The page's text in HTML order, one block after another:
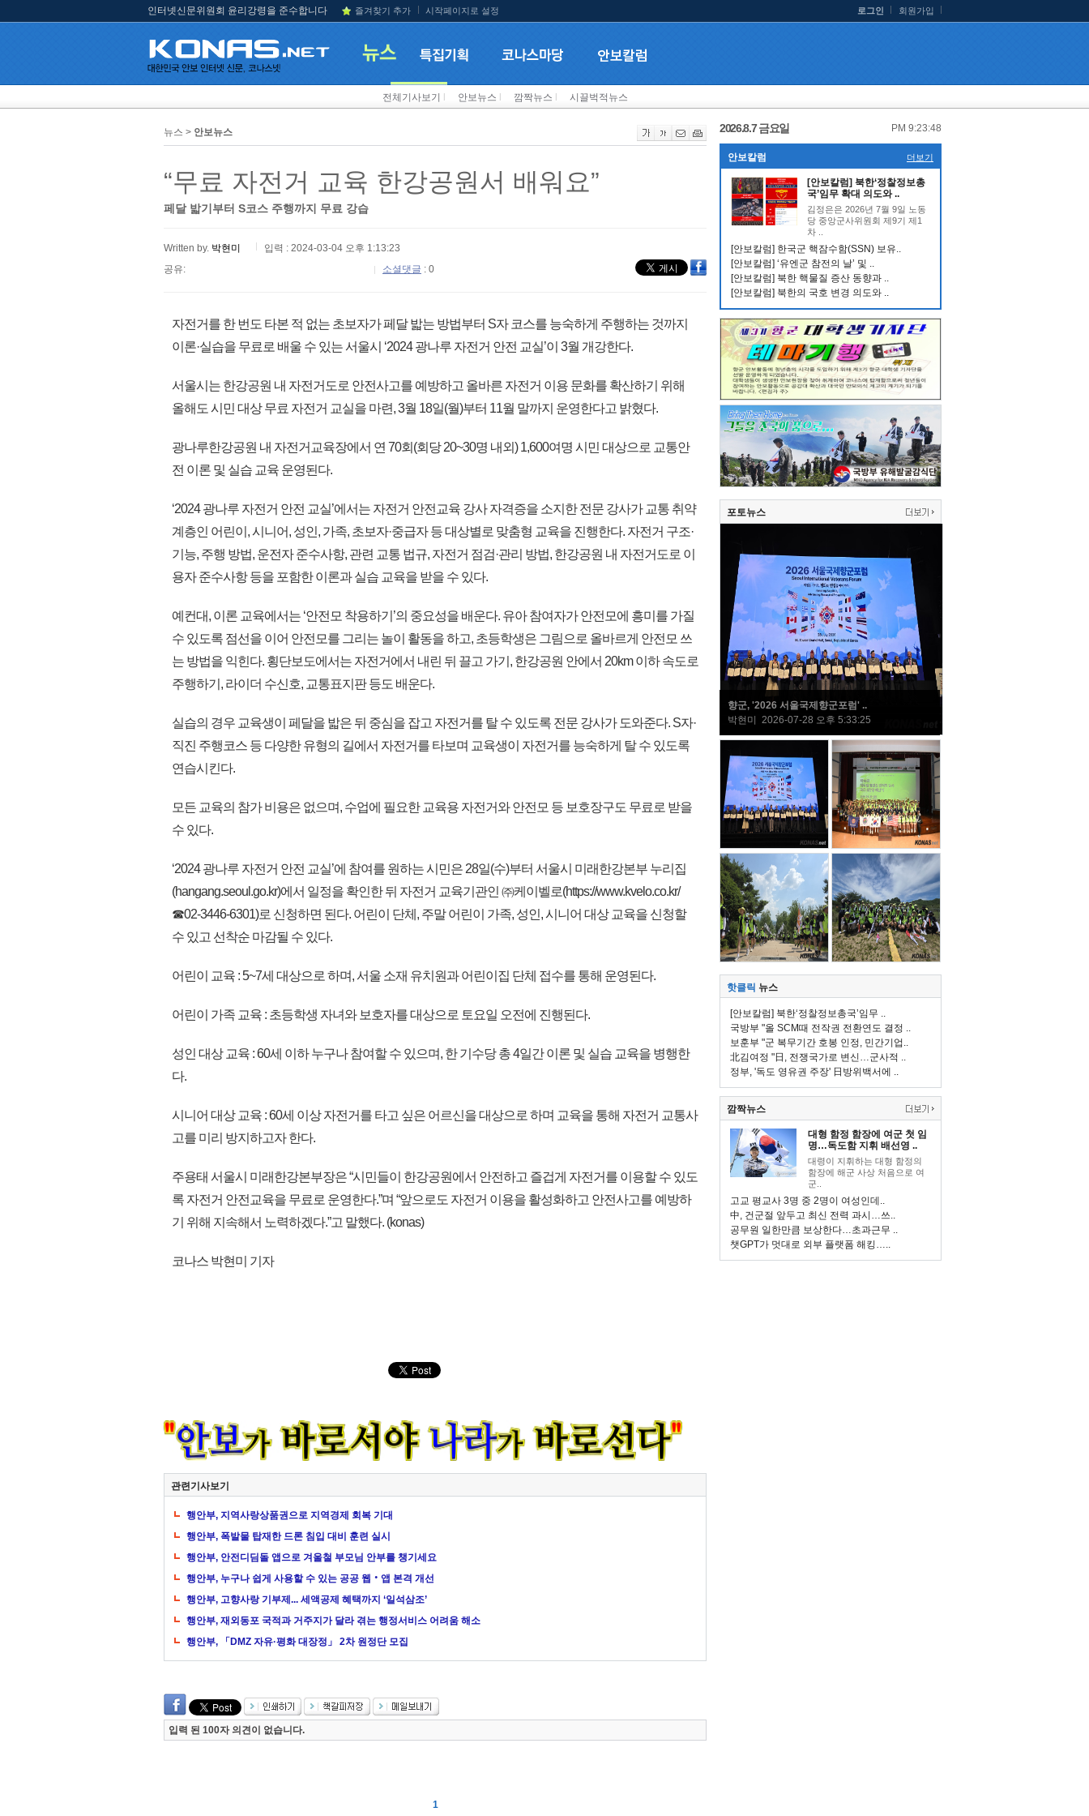
인터넷신문위원회 윤리강령을 준수합니다 즐겨찾기 추가 시작페이지로 설정 로그인 회원가입
전체기사보기 안보뉴스 깜짝뉴스 시끌벅적뉴스
뉴스 > 안보뉴스
“무료 자전거 교육 한강공원서 배워요”
페달 밟기부터 S코스 주행까지 무료 강습
Written by. 박현미
입력 : 2024-03-04 오후 1:13:23
공유:
소셜댓글 : 0
자전거를 한 번도 타본 적 없는 초보자가 페달 밟는 방법부터 S자 코스를 능숙하게 주행하는 것까지
이론·실습을 무료로 배울 수 있는 서울시 ‘2024 광나루 자전거 안전 교실’이 3월 개강한다.
서울시는 한강공원 내 자전거도로 안전사고를 예방하고 올바른 자전거 이용 문화를 확산하기 위해
올해도 시민 대상 무료 자전거 교실을 마련, 3월 18일(월)부터 11월 말까지 운영한다고 밝혔다.
광나루한강공원 내 자전거교육장에서 연 70회(회당 20~30명 내외) 1,600여명 시민 대상으로 교통안
전 이론 및 실습 교육 운영된다.
‘2024 광나루 자전거 안전 교실’에서는 자전거 안전교육 강사 자격증을 소지한 전문 강사가 교통 취약
계층인 어린이, 시니어, 성인, 가족, 초보자·중급자 등 대상별로 맞춤형 교육을 진행한다. 자전거 구조·
기능, 주행 방법, 운전자 준수사항, 관련 교통 법규, 자전거 점검·관리 방법, 한강공원 내 자전거도로 이
용자 준수사항 등을 포함한 이론과 실습 교육을 받을 수 있다.
예컨대, 이론 교육에서는 ‘안전모 착용하기’의 중요성을 배운다. 유아 참여자가 안전모에 흥미를 가질
수 있도록 점선을 이어 안전모를 그리는 놀이 활동을 하고, 초등학생은 그림으로 올바르게 안전모 쓰
는 방법을 익힌다. 횡단보도에서는 자전거에서 내린 뒤 끌고 가기, 한강공원 안에서 20km 이하 속도로
주행하기, 라이더 수신호, 교통표지판 등도 배운다.
실습의 경우 교육생이 페달을 밟은 뒤 중심을 잡고 자전거를 탈 수 있도록 전문 강사가 도와준다. S자·
직진 주행코스 등 다양한 유형의 길에서 자전거를 타보며 교육생이 자전거를 능숙하게 탈 수 있도록
연습시킨다.
모든 교육의 참가 비용은 없으며, 수업에 필요한 교육용 자전거와 안전모 등 보호장구도 무료로 받을
수 있다.
‘2024 광나루 자전거 안전 교실’에 참여를 원하는 시민은 28일(수)부터 서울시 미래한강본부 누리집
(hangang.seoul.go.kr)에서 일정을 확인한 뒤 자전거 교육기관인 ㈜케이벨로(https://www.kvelo.co.kr/
☎02-3446-6301)로 신청하면 된다. 어린이 단체, 주말 어린이 가족, 성인, 시니어 대상 교육을 신청할
수 있고 선착순 마감될 수 있다.
어린이 교육 : 5~7세 대상으로 하며, 서울 소재 유치원과 어린이집 단체 접수를 통해 운영된다.
어린이 가족 교육 : 초등학생 자녀와 보호자를 대상으로 토요일 오전에 진행된다.
성인 대상 교육 : 60세 이하 누구나 참여할 수 있으며, 한 기수당 총 4일간 이론 및 실습 교육을 병행한
다.
시니어 대상 교육 : 60세 이상 자전거를 타고 싶은 어르신을 대상으로 하며 교육을 통해 자전거 교통사
고를 미리 방지하고자 한다.
주용태 서울시 미래한강본부장은 “시민들이 한강공원에서 안전하고 즐겁게 자전거를 이용할 수 있도
록 자전거 안전교육을 무료로 운영한다.”며 “앞으로도 자전거 이용을 활성화하고 안전사고를 예방하
기 위해 지속해서 노력하겠다.”고 말했다. (konas)
코나스 박현미 기자
관련기사보기
행안부, 지역사랑상품권으로 지역경제 회복 기대
행안부, 폭발물 탑재한 드론 침입 대비 훈련 실시
행안부, 안전디딤돌 앱으로 겨울철 부모님 안부를 챙기세요
행안부, 누구나 쉽게 사용할 수 있는 공공 웹‧앱 본격 개선
행안부, 고향사랑 기부제... 세액공제 혜택까지 ‘일석삼조’
행안부, 재외동포 국적과 거주지가 달라 겪는 행정서비스 어려움 해소
행안부, 「DMZ 자유·평화 대장정」 2차 원정단 모집
입력 된 100자 의견이 없습니다.
1
2026.8.7 금요일 PM 9:23:49
안보칼럼 더보기
[안보칼럼] 북한‘정찰정보총
국’임무 확대 의도와 ..
김정은은 2026년 7월 9일 노동
당 중앙군사위원회 제9기 제1
차 ..
[안보칼럼] 한국군 핵잠수함(SSN) 보유..
[안보칼럼] ‘유엔군 참전의 날’ 및 ..
[안보칼럼] 북한 핵물질 증산 동향과 ..
[안보칼럼] 북한의 국호 변경 의도와 ..
포토뉴스
향군, '2026 서울국제향군포럼' ..
박현미 2026-07-28 오후 5:33:25
핫클릭 뉴스
[안보칼럼] 북한‘정찰정보총국’임무 ..
국방부 "올 SCM때 전작권 전환연도 결정 ..
보훈부 "군 복무기간 호봉 인정, 민간기업..
北김여정 "日, 전쟁국가로 변신…군사적 ..
정부, '독도 영유권 주장' 日방위백서에 ..
깜짝뉴스
대형 함정 함장에 여군 첫 임
명…독도함 지휘 배선영 ..
대령이 지휘하는 대형 함정의
함장에 해군 사상 처음으로 여
군..
고교 평교사 3명 중 2명이 여성인데..
中, 건군절 앞두고 최신 전력 과시…쓰..
공무원 일한만큼 보상한다…초과근무 ..
챗GPT가 멋대로 외부 플랫폼 해킹…..